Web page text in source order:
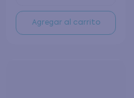
Agregar al carrito